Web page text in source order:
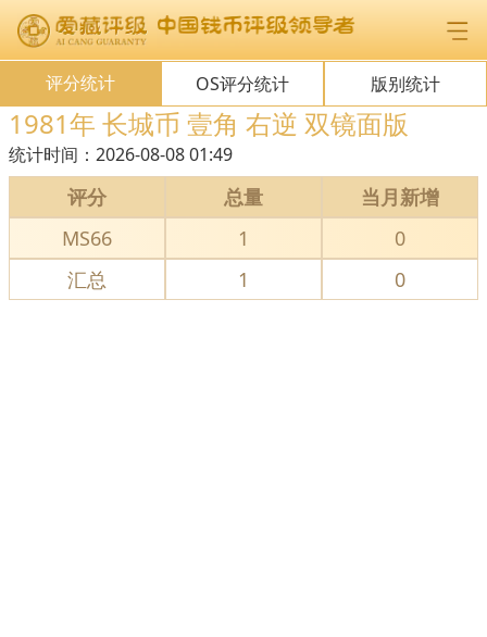
评分统计 OS评分统计 版别统计
1981年 长城币 壹角 右逆 双镜面版
统计时间： 2026-08-08 01:49
评分 总量
当月新增
MS66
1
0
汇总
1 0